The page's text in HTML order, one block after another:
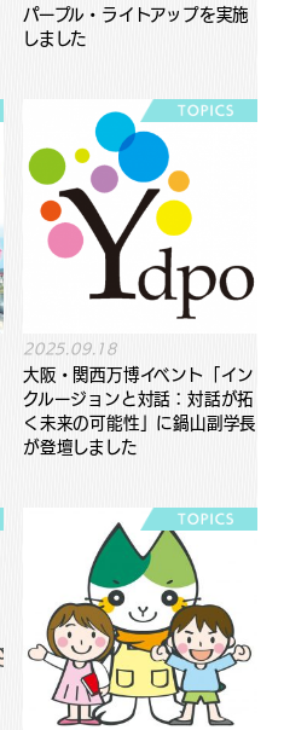
パープル・ライトアップを実施
しました
2025.09.18
大阪・関西万博イベント「イン
クルージョンと対話：対話が拓
く未来の可能性」に鍋山副学長
が登壇しました